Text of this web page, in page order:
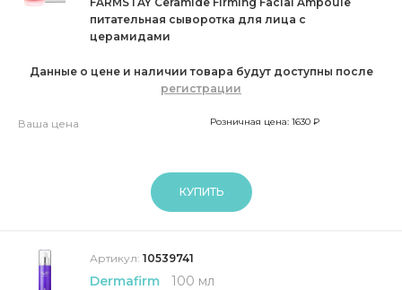
питательная сыворотка для лица с
церамидами
Данные о цене и наличии товара будут доступны после
регистрации
Ваша цена Розничная цена: 1630 ₽
КУПИТЬ
Артикул: 10539741
Dermafirm 100 мл